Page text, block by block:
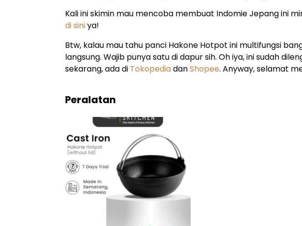
Kali ini skimin mau mencoba membuat Indomie Jepang ini
di siniya!
Btw, kalau mau tahu panci Hakone Hotpot ini multifungsi
langsung. Wajib punya satu di dapur sih. Oh iya, ini sudah
sekarang, ada di TokopediadanShopee. Anyway, selamat
Peralatan